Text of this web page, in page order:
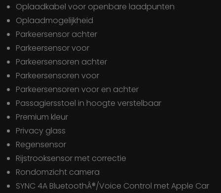
Oplaadkabel voor openbare laadpunten
Oplaadmogelijkheid
Parkeersensor achter
Parkeersensor voor
Parkeersensoren achter
Parkeersensoren voor
Parkeersensoren voor en achter
Passagiersstoel in hoogte verstelbaar
Premium kleur
Privacy glass
Regensensor
Rijstrooksensor met correctie
Rondomzicht camera
SYNC 4A BluetoothÂ®/Voice Control met Apple Car